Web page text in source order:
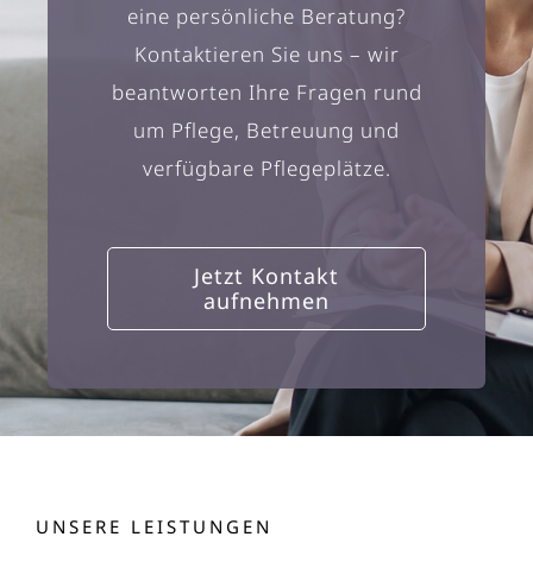
eine persönliche Beratung?
Kontaktieren Sie uns – wir
beantworten Ihre Fragen rund
um Pflege, Betreuung und
verfügbare Pflegeplätze.
Jetzt Kontakt
aufnehmen
UNSERE LEISTUNGEN